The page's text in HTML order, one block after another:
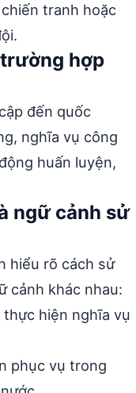
tranh hoặc
hợp
đến quốc
nghĩa vụ công
huấn luyện,
ngữ cảnh sử
hiểu rõ cách sử
cảnh khác nhau:
thực hiện nghĩa vụ
phục vụ trong